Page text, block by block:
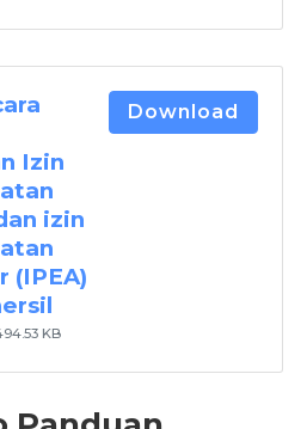
Izin
izin
(IPEA)
KB
Download